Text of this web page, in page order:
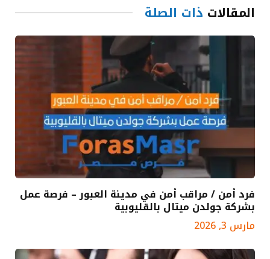
المقالات ذات الصلة
فرد أمن / مراقب أمن في مدينة العبور – فرصة عمل
بشركة جولدن ميتال بالقليوبية
مارس 3, 2026